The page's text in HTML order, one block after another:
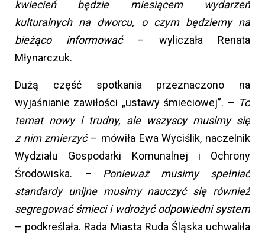
kwiecień będzie miesiącem wydarzeń
kulturalnych na dworcu, o czym będziemy na
bieżąco informować– wyliczała Renata
Młynarczuk.
Dużą część spotkania przeznaczono na
wyjaśnianie zawiłości „ustawy śmieciowej”. – To
temat nowy i trudny, ale wszyscy musimy się
z nim zmierzyć – mówiła Ewa Wyciślik, naczelnik
Wydziału Gospodarki Komunalnej i Ochrony
Środowiska.
– Ponieważ musimy spełniać
standardy unijne musimy nauczyć się również
segregować śmieci i wdrożyć odpowiedni system
– podkreślała. Rada Miasta Ruda Śląska uchwaliła